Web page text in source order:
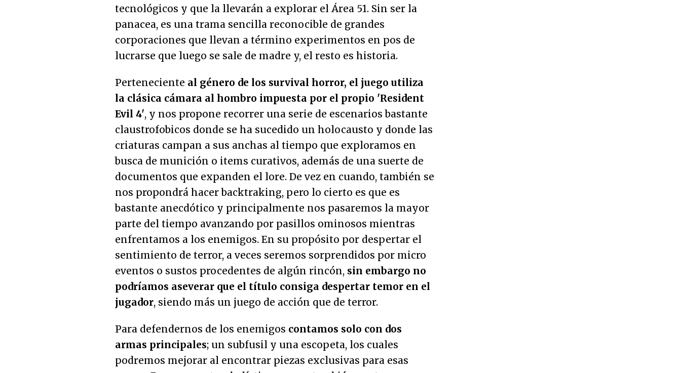
tecnológicos y que la llevarán a explorar el Área 51. Sin ser la
panacea, es una trama sencilla reconocible de grandes
corporaciones que llevan a término experimentos en pos de
lucrarse que luego se sale de madre y, el resto es historia.
Perteneciente al género de los survival horror, el juego utiliza
la clásica cámara al hombro impuesta por el propio 'Resident
Evil 4', y nos propone recorrer una serie de escenarios bastante
claustrofobicos donde se ha sucedido un holocausto y donde las
criaturas campan a sus anchas al tiempo que exploramos en
busca de munición o items curativos, además de una suerte de
documentos que expanden el lore. De vez en cuando, también se
nos propondrá hacer backtraking, pero lo cierto es que es
bastante anecdótico y principalmente nos pasaremos la mayor
parte del tiempo avanzando por pasillos ominosos mientras
enfrentamos a los enemigos. En su propósito por despertar el
sentimiento de terror, a veces seremos sorprendidos por micro
eventos o sustos procedentes de algún rincón, sin embargo no
podríamos aseverar que el título consiga despertar temor en el
jugador, siendo más un juego de acción que de terror.
Para defendernos de los enemigos contamos solo con dos
armas principales; un subfusil y una escopeta, los cuales
podremos mejorar al encontrar piezas exclusivas para esas